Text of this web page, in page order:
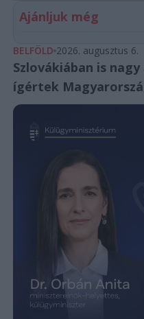
Ajánljuk még
BELFÖLD 2026. augusztus 6.
Szlovákiában is
ígértek